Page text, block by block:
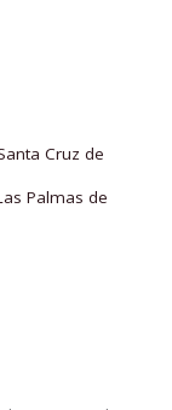
Cruz de
Palmas de